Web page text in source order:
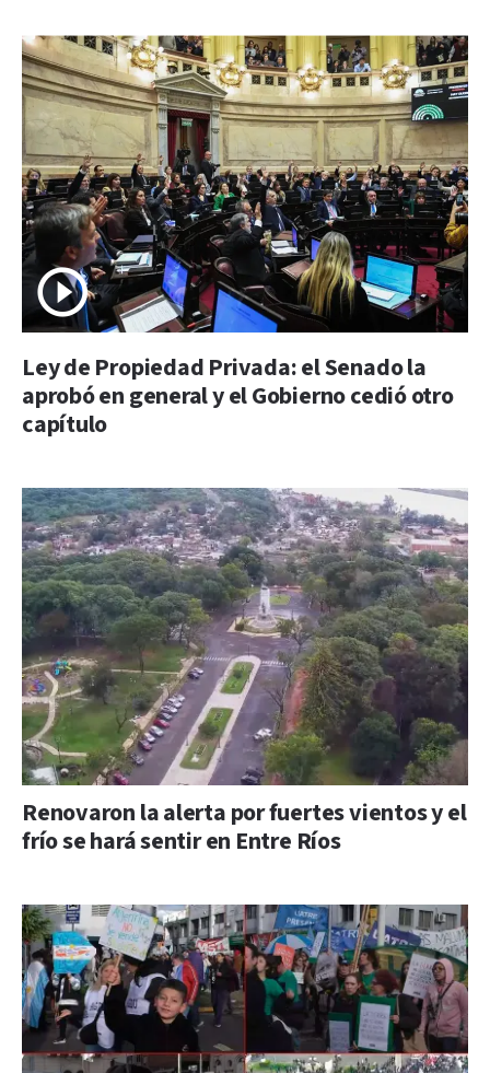
Ley de Propiedad Privada: el Senado la
aprobó en general y el Gobierno cedió otro
capítulo
Renovaron la alerta por fuertes vientos y el
frío se hará sentir en Entre Ríos